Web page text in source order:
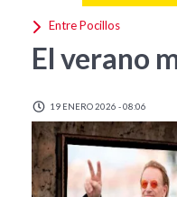
Entre Pocillos
El verano
19 ENERO 2026 - 08:06